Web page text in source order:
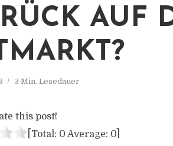
AUF
3 Min. Lesedauer
this post!
[Total: 0 Average: 0